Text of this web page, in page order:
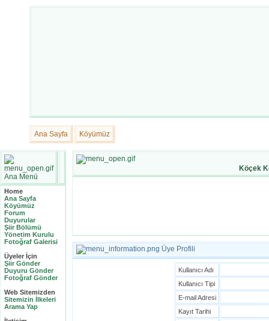
Ana Sayfa Köyümüz
Ana Menü
Home
Ana Sayfa
Köyümüz
Forum
Duyurular
Şiir Bölümü
Yönetim Kurulu
Fotoğraf Galerisi
Üyeler İçin
Şiir Gönder
Duyuru Gönder
Fotoğraf Gönder
Web Sitemizden
Sitemizin İlkeleri
Arama Yap
Köçek
Üye Profili
Kullanıcı Adı
Kullanıcı Tipi
E-mail Adresi
Kayıt Tarihi